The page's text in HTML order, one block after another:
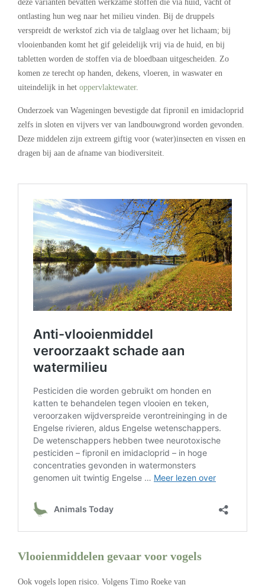
deze varianten bevatten werkzame stoffen die via huid, vacht of
ontlasting hun weg naar het milieu vinden. Bij de druppels
verspreidt de werkstof zich via de talglaag over het lichaam; bij
vlooienbanden komt het gif geleidelijk vrij via de huid, en bij
tabletten worden de stoffen via de bloedbaan uitgescheiden. Zo
komen ze terecht op handen, dekens, vloeren, in waswater en
uiteindelijk in het oppervlaktewater.
Onderzoek van Wageningen bevestigde dat fipronil en imidacloprid
zelfs in sloten en vijvers ver van landbouwgrond worden gevonden.
Deze middelen zijn extreem giftig voor (water)insecten en vissen en
dragen bij aan de afname van biodiversiteit.
Vlooienmiddelen gevaar voor vogels
Ook vogels lopen risico. Volgens Timo Roeke van